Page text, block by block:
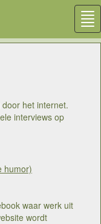
het internet.
interviews op
humor)
waar werk uit
wordt